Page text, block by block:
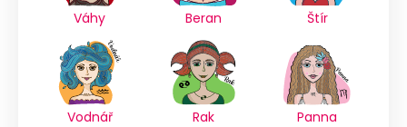
Váhy Beran Štír
Vodnář Rak Panna